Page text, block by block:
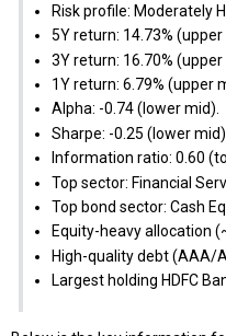
Risk profile: Moderately
5Y return: 14.73% (upper
3Y return: 16.70% (upper
1Y return: 6.79% (upper
Alpha: -0.74 (lower mid).
Sharpe: -0.25 (lower mid).
Information ratio: 0.60
Top sector: Financial
Top bond sector: Cash
Equity-heavy allocation
High-quality debt (AAA/
Largest holding HDFC